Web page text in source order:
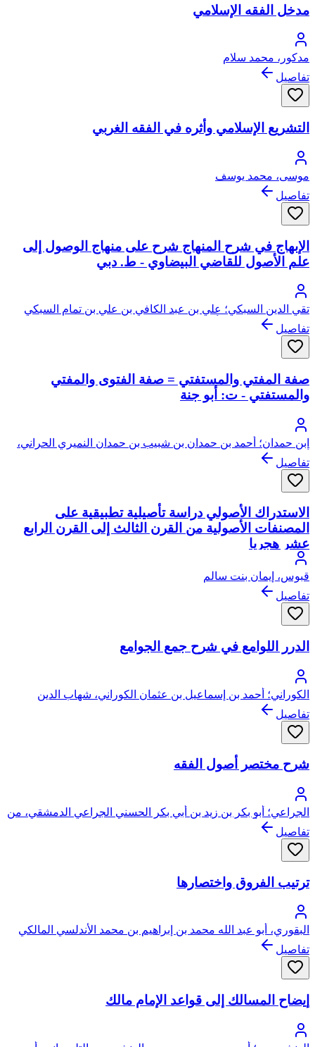
مدخل الفقه الإسلامي
مدكور، محمد سلام
تفاصيل
التشريع الإسلامي وأثره في الفقه الغربي
موسى، محمد يوسف
تفاصيل
الإبهاج في شرح المنهاج شرح على منهاج الوصول إلى
علم الأصول للقاضي البيضاوي - ط. دبي
تقي الدين السبكي؛ علي بن عبد الكافي بن علي بن تمام السبكي
الأنصاري الخزرجي، أبو الحسن، تقي الدين
تفاصيل
صفة المفتي والمستفتي = صفة الفتوى والمفتي
والمستفتي - ت: أبو جنة
ابن حمدان؛ أحمد بن حمدان بن شبيب بن حمدان النميري الحراني،
أبو عبد الله
تفاصيل
الاستدراك الأصولي دراسة تأصيلية تطبيقية على
المصنفات الأصولية من القرن الثالث إلى القرن الرابع
عشر هجريا
قبوس، إيمان بنت سالم
تفاصيل
الدرر اللوامع في شرح جمع الجوامع
الكوراني؛ أحمد بن إسماعيل بن عثمان الكوراني، شهاب الدين
الشافعي ثم الحنفي
تفاصيل
شرح مختصر أصول الفقه
الجراعي؛ أبو بكر بن زيد بن أبي بكر الحسني الجراعي الدمشقي، من
ذرية الشيخ أحمد البدوي
تفاصيل
ترتيب الفروق واختصارها
البقوري، أبو عبد الله محمد بن إبراهيم بن محمد الأندلسي المالكي
تفاصيل
إيضاح المسالك إلى قواعد الإمام مالك